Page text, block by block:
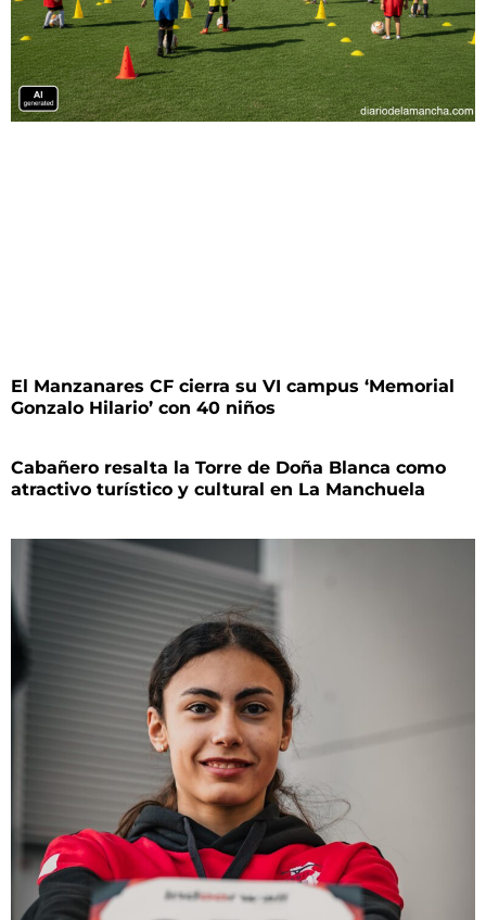
El Manzanares CF cierra su VI campus ‘Memorial
Gonzalo Hilario’ con 40 niños
Cabañero resalta la Torre de Doña Blanca como
atractivo turístico y cultural en La Manchuela